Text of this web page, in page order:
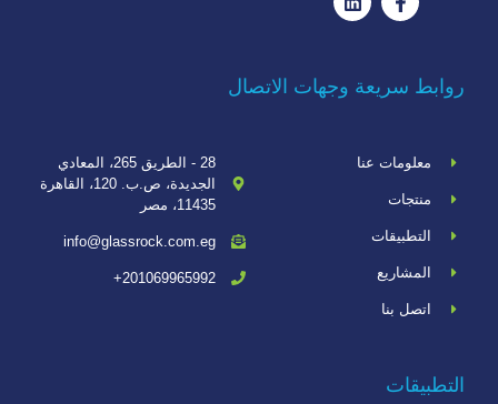
روابط سريعة وجهات الاتصال
معلومات عنا
منتجات
التطبيقات
المشاريع
اتصل بنا
28 - الطريق 265، المعادي
الجديدة، ص.ب. 120، القاهرة
11435، مصر
info@glassrock.com.eg
201069965992+
التطبيقات